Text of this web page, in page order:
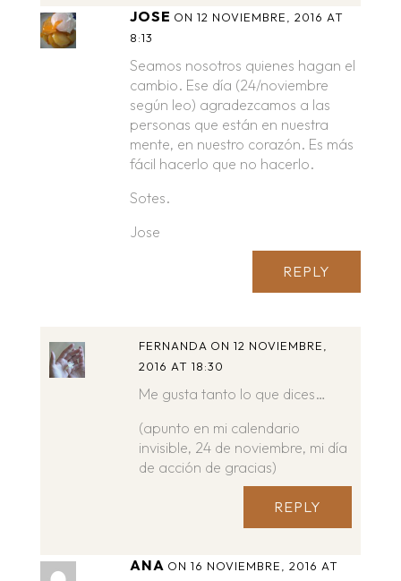
JOSE ON 12 NOVIEMBRE, 2016 AT
8:13
Seamos nosotros quienes hagan el
cambio. Ese día (24/noviembre
según leo) agradezcamos a las
personas que están en nuestra
mente, en nuestro corazón. Es más
fácil hacerlo que no hacerlo.
Sotes.
Jose
REPLY
FERNANDA ON 12 NOVIEMBRE,
2016 AT 18:30
Me gusta tanto lo que dices…
(apunto en mi calendario
invisible, 24 de noviembre, mi día
de acción de gracias)
REPLY
ANA ON 16 NOVIEMBRE, 2016 AT